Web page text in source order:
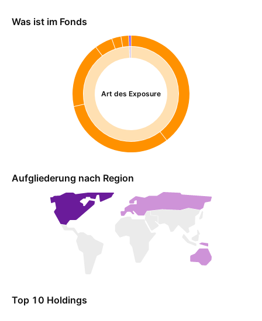
Was ist im Fonds
Art des Exposure
Aufgliederung nach Region
Top 10 Holdings